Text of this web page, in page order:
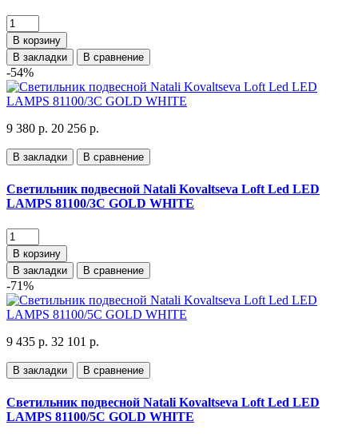
В корзину
В закладки
В сравнение
-54%
9 380 р. 20 256 р.
В закладки В сравнение
Светильник подвесной Natali Kovaltseva Loft Led LED
LAMPS 81100/3C GOLD WHITE
В корзину
В закладки
В сравнение
-71%
9 435 р. 32 101 р.
В закладки В сравнение
Светильник подвесной Natali Kovaltseva Loft Led LED
LAMPS 81100/5C GOLD WHITE